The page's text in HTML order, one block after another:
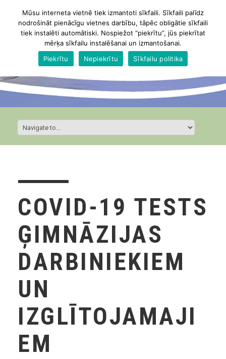
COVID-19 TESTS
ĢIMNĀZIJAS
DARBINIEKIEM
UN
IZGLĪTOJAMAJI
EM
Mūsu interneta vietnē tiek izmantoti sīkfaili. Sīkfaili palīdz
nodrošināt pienācīgu vietnes darbību, tāpēc obligātie sīkfaili
tiek instalēti automātiski. Nospiežot “piekrītu”, jūs piekrītat
mērķa sīkfailu instalēšanai un izmantošanai.
Piekrītu
Nepiekrītu Sīkfailu politika